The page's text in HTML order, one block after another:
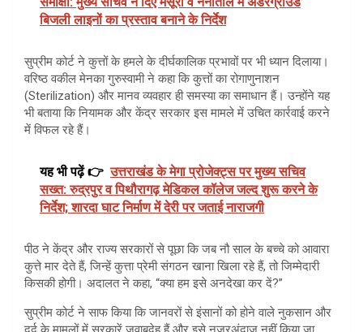
बिजली लाइनों का प्रस्ताव बनाने के निर्देश
सुप्रीम कोर्ट ने कुत्तों के हमले के दीर्घकालिक प्रभावों पर भी ध्यान दिलाया।
वरिष्ठ वकील मेनका गुरुस्वामी ने कहा कि कुत्तों का रोगाणुनाशन
(Sterilization) और मानव व्यवहार ही समस्या का समाधान हैं। उन्होंने यह
भी बताया कि नियामक और केंद्र सरकार इस मामले में उचित कार्रवाई करने
में विफल रहे हैं।
यह भी पढ़ें 👉 उत्तराखंड के मेगा प्रोजेक्ट्स पर मुख्य सचिव
सख्त: रुद्रपुर व पिथौरागढ़ मेडिकल कॉलेज जल्द शुरू करने के
निर्देश; शारदा घाट निर्माण में देरी पर जताई नाराजगी
पीठ ने केंद्र और राज्य सरकारों से पूछा कि जब नौ साल के बच्चे को आवारा
कुत्ते मार देते हैं, जिन्हें कुत्ता प्रेमी संगठन खाना खिला रहे हैं, तो जिम्मेदारी
किसकी होगी। अदालत ने कहा, “क्या हम इसे अनदेखा कर दें?”
सुप्रीम कोर्ट ने साफ किया कि जानवरों से इंसानों को होने वाले नुकसान और